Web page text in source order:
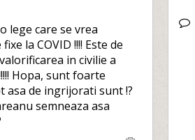
lege care se vrea
la COVID !!!! Este de
in civilie a
Hopa, sunt foarte
asa de ingrijorati sunt !?
semneaza asa